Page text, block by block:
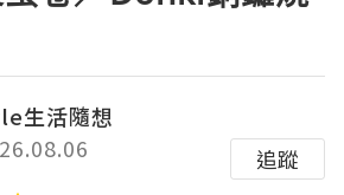
生活隨想
追蹤